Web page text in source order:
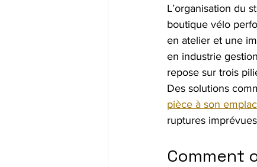
L’organisation du
boutique vélo
en atelier et une
en industrie
repose sur trois
Des solutions
pièce à son
ruptures
Comment